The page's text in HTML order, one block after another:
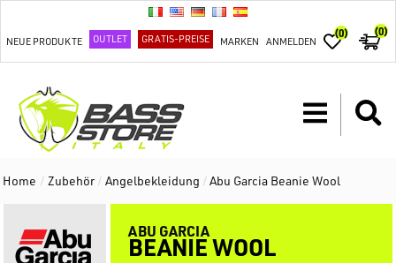
NEUE PRODUKTE OUTLET GRATIS-PREISE MARKEN ANMELDEN
(0) (0)
Home / Zubehör / Angelbekleidung /Abu Garcia Beanie Wool
ABU GARCIA
BEANIE WOOL